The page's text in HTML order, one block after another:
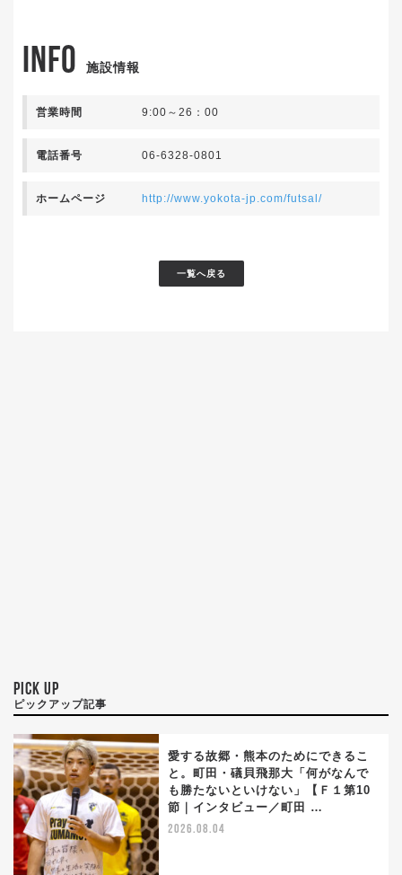
INFO 施設情報
営業時間 9:00～26：00
電話番号 06-6328-0801
ホームページ http://www.yokota-jp.com/futsal/
一覧へ戻る
PICK UP
ピックアップ記事
愛する故郷・熊本のためにできるこ
と。町田・礒貝飛那大「何がなんで
も勝たないといけない」【Ｆ１第10
節｜インタビュー／町田 …
2026.08.04